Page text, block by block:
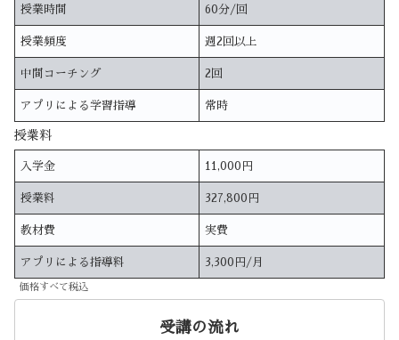
授業時間 60分/回
授業頻度 週2回以上
中間コーチング 2回
アプリによる学習指導 常時
授業料
入学金 11,000円
授業料 327,800円
教材費 実費
アプリによる指導料 3,300円/月
価格すべて税込
受講の流れ